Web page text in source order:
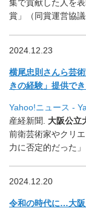
集で貢献した人を表
賞」（同賞運営協議
2024.12.23
横尾忠則さんら芸
きの経験」提供で
Yahoo!ニュース -
産経新聞. 大阪公立
前衛芸術家やクリエ
力に否定的だった」
2024.12.20
令和の時代に…大阪